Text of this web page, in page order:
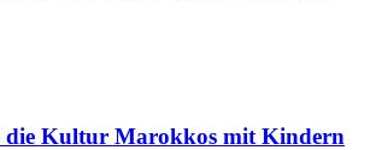
die Kultur Marokkos mit Kindern